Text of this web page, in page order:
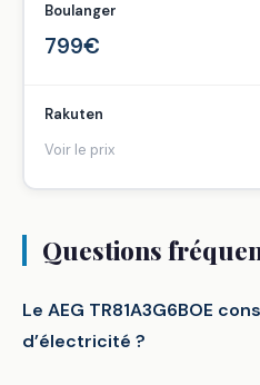
Boulanger
799€
Rakuten
Voir le prix
Questions
Le AEG TR81A3G6BOE
d’électricité ?